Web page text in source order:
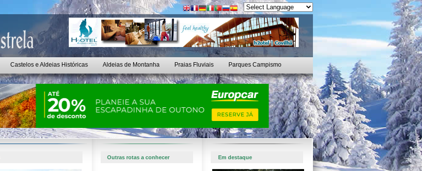
Castelos e Aldeias Históricas Aldeias de Montanha Praias Fluviais Parques Campismo
Outras rotas a conhecer Em destaque